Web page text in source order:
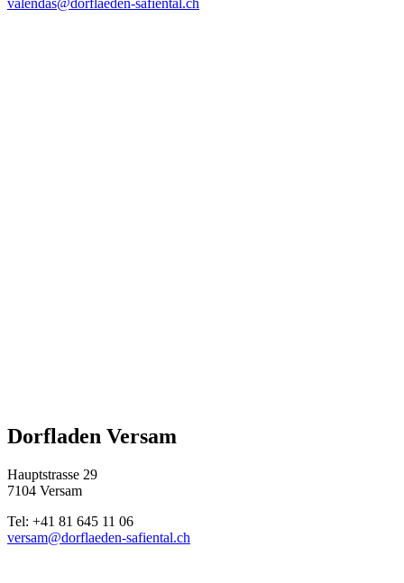
valendas@dorflaeden-safiental.ch
Dorfladen Versam
Hauptstrasse 29
7104 Versam
Tel: +41 81 645 11 06
versam@dorflaeden-safiental.ch